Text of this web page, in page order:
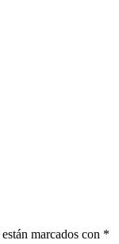
marcados con *